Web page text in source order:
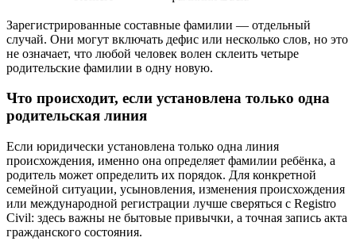
Зарегистрированные составные фамилии — отдельный
случай. Они могут включать дефис или несколько слов, но это
не означает, что любой человек волен склеить четыре
родительские фамилии в одну новую.
Что происходит, если установлена только одна
родительская линия
Если юридически установлена только одна линия
происхождения, именно она определяет фамилии ребёнка, а
родитель может определить их порядок. Для конкретной
семейной ситуации, усыновления, изменения происхождения
или международной регистрации лучше сверяться с Registro
Civil: здесь важны не бытовые привычки, а точная запись акта
гражданского состояния.